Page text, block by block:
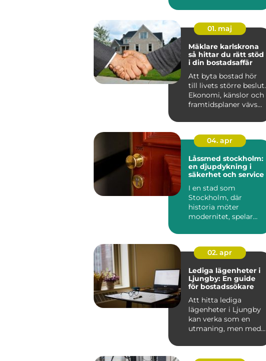
klimat, hu...
01. maj
Mäklare karlskrona
så hittar du rätt stöd
i din bostadsaffär
Att byta bostad hör
till livets större beslut.
Ekonomi, känslor och
framtidsplaner vävs
04. apr
Låssmed stockholm:
en djupdykning i
säkerhet och service
I en stad som
Stockholm, där
historia möter
modernitet, spelar
avgörande roll.
Låssmed S...
02. apr
Lediga lägenheter i
Ljungby: En guide
för bostadssökare
Att hitta lediga
lägenheter i Ljungby
kan verka som en
utmaning, men med